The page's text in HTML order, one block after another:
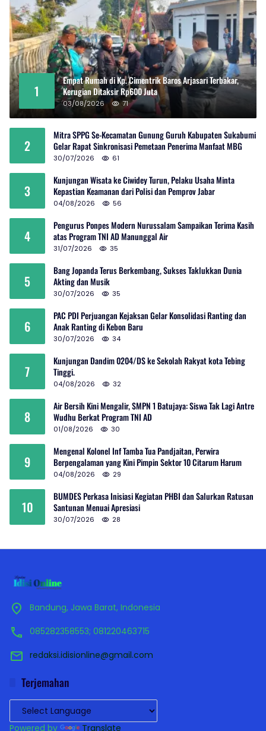
1
Empat Rumah di Kp. Cimentrik Baros Arjasari Terbakar,
Kerugian Ditaksir Rp600 Juta
03/08/2026 71
2
Mitra SPPG Se-Kecamatan Gunung Guruh Kabupaten Sukabumi
Gelar Rapat Sinkronisasi Pemetaan Penerima Manfaat MBG
30/07/2026 61
3
Kunjungan Wisata ke Ciwidey Turun, Pelaku Usaha Minta
Kepastian Keamanan dari Polisi dan Pemprov Jabar
04/08/2026 56
4
Pengurus Ponpes Modern Nurussalam Sampaikan Terima Kasih
atas Program TNI AD Manunggal Air
31/07/2026 35
5
Bang Jopanda Terus Berkembang, Sukses Taklukkan Dunia
Akting dan Musik
30/07/2026 35
6
PAC PDI Perjuangan Kejaksan Gelar Konsolidasi Ranting dan
Anak Ranting di Kebon Baru
30/07/2026 34
7
Kunjungan Dandim 0204/DS ke Sekolah Rakyat kota Tebing
Tinggi.
04/08/2026 32
8
Air Bersih Kini Mengalir, SMPN 1 Batujaya: Siswa Tak Lagi Antre
Wudhu Berkat Program TNI AD
01/08/2026 30
9
Mengenal Kolonel Inf Tamba Tua Pandjaitan, Perwira
Berpengalaman yang Kini Pimpin Sektor 10 Citarum Harum
04/08/2026 29
10
BUMDES Perkasa Inisiasi Kegiatan PHBI dan Salurkan Ratusan
Santunan Menuai Apresiasi
30/07/2026 28
Bandung, Jawa Barat, Indonesia
085282358553; 081220463715
redaksi.idisionline@gmail.com
Terjemahan
Powered by Translate